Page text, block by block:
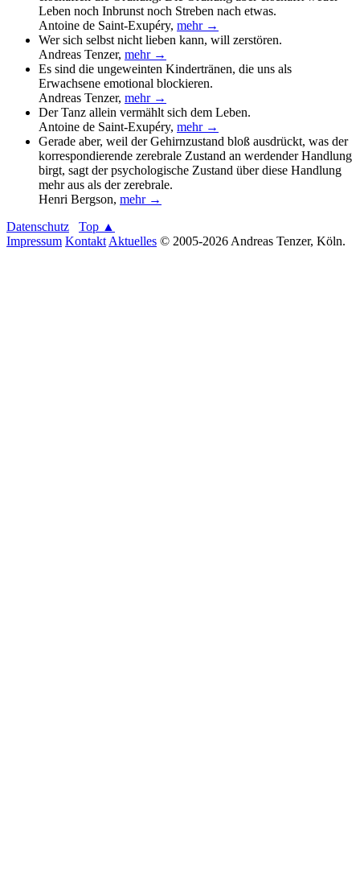
Leben noch Inbrunst noch Streben nach etwas.
Antoine de Saint-Exupéry, mehr →
Wer sich selbst nicht lieben kann, will zerstören.
Andreas Tenzer, mehr →
Es sind die ungeweinten Kindertränen, die uns als
Erwachsene emotional blockieren.
Andreas Tenzer, mehr →
Der Tanz allein vermählt sich dem Leben.
Antoine de Saint-Exupéry, mehr →
Gerade aber, weil der Gehirnzustand bloß ausdrückt, was der
korrespondierende zerebrale Zustand an werdender Handlung
birgt, sagt der psychologische Zustand über diese Handlung
mehr aus als der zerebrale.
Henri Bergson, mehr →
Datenschutz
Top ▲
Impressum Kontakt Aktuelles © 2005-2026 Andreas Tenzer, Köln.